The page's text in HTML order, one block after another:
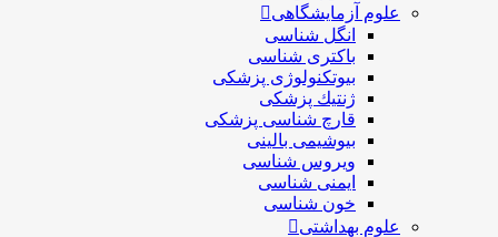
علوم آزمایشگاهی
انگل شناسی
باکتری شناسی
بیوتکنولوژی پزشکی
ژنتيك پزشکی
قارچ شناسی پزشكی
بیوشیمی بالینی
ویروس شناسی
ایمنی شناسی
خون شناسی
علوم بهداشتی